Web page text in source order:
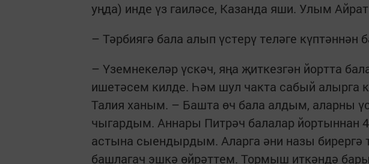
уңда) инде үз гаиләсе, Казанда яши. Улым
– Тәрбиягә бала алып үстерү теләге күптәннән
– Үземнекеләр үскәч, яңа җиткезгән йортта
ишетәсем килде. Һәм шул чакта сабый алырга
Талия ханым. – Башта өч бала алдым, аларны
чыгардым. Аннары Питрәч балалар йортыннан
астына сыендырдым. Аларга әни назы
башлагач эшкә өйрәттем. Тормыш иткәндә